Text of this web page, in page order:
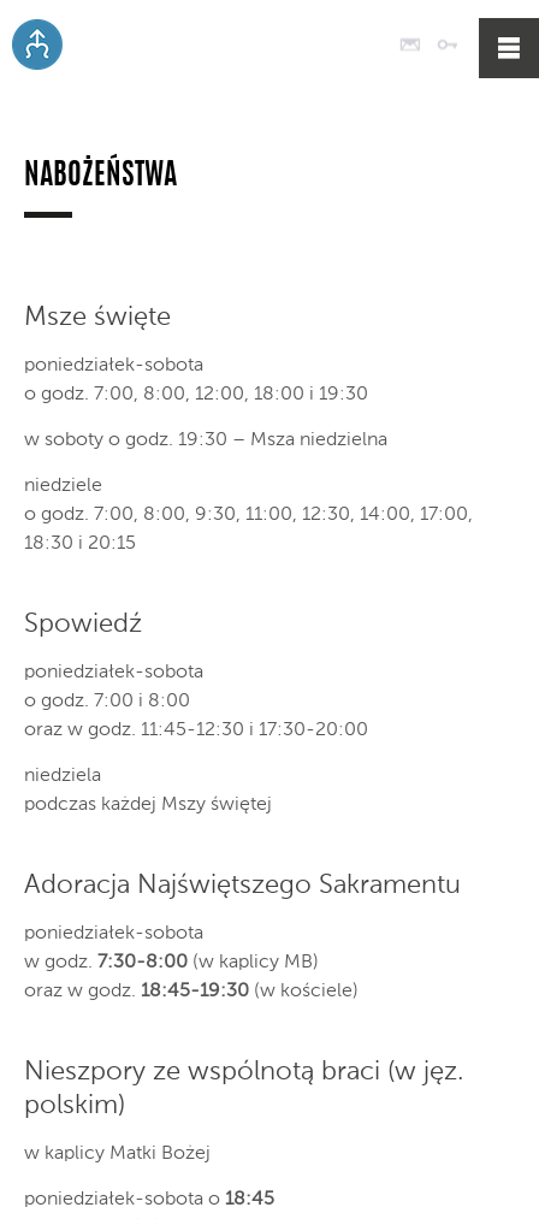
Poczta
NABOŻEŃSTWA
Msze święte
poniedziałek-sobota
o godz. 7:00, 8:00, 12:00, 18:00 i 19:30
w soboty o godz. 19:30 – Msza niedzielna
niedziele
o godz. 7:00, 8:00, 9:30, 11:00, 12:30, 14:00, 17:00,
18:30 i 20:15
Spowiedź
poniedziałek-sobota
o godz. 7:00 i 8:00
oraz w godz. 11:45-12:30 i 17:30-20:00
niedziela
podczas każdej Mszy świętej
Adoracja Najświętszego Sakramentu
poniedziałek-sobota
w godz. 7:30-8:00 (w kaplicy MB)
oraz w godz. 18:45-19:30 (w kościele)
Nieszpory ze wspólnotą braci (w jęz.
polskim)
w kaplicy Matki Bożej
poniedziałek-sobota o 18:45